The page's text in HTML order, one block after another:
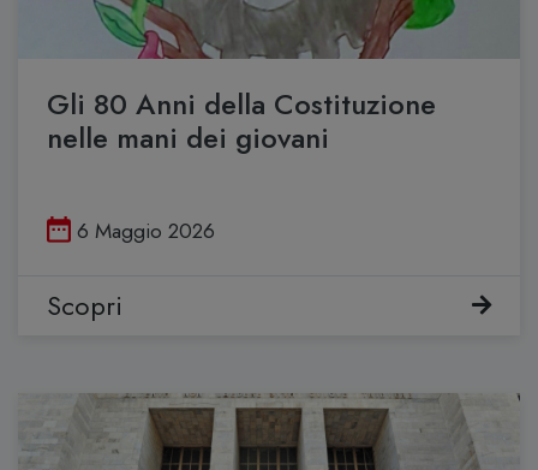
Gli 80 Anni della Costituzione
nelle mani dei giovani
Pubblicato il
6 Maggio 2026
Scopri